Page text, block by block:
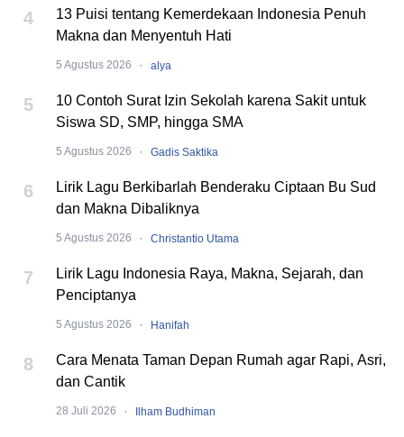
4
13 Puisi tentang Kemerdekaan Indonesia Penuh
Makna dan Menyentuh Hati
5 Agustus 2026 · alya
5
10 Contoh Surat Izin Sekolah karena Sakit untuk
Siswa SD, SMP, hingga SMA
5 Agustus 2026 · Gadis Saktika
6
Lirik Lagu Berkibarlah Benderaku Ciptaan Bu Sud
dan Makna Dibaliknya
5 Agustus 2026 · Christantio Utama
7
Lirik Lagu Indonesia Raya, Makna, Sejarah, dan
Penciptanya
5 Agustus 2026 · Hanifah
8
Cara Menata Taman Depan Rumah agar Rapi, Asri,
dan Cantik
28 Juli 2026 · Ilham Budhiman